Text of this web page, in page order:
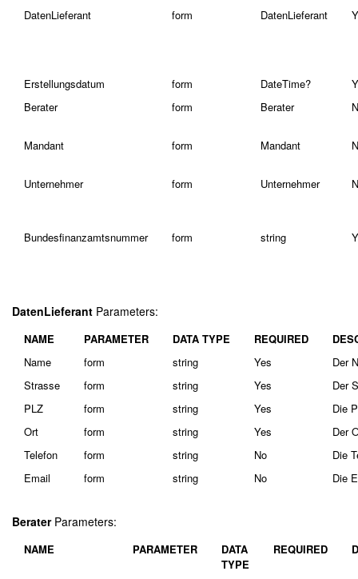
DatenLieferant
form DatenLieferant
Erstellungsdatum form DateTime?
Berater
form Berater
Mandant form Mandant
Unternehmer form Unternehmer
Bundesfinanzamtsnummer form string
DatenLieferant Parameters:
NAME PARAMETER DATA TYPE REQUIRED
Name
form string Yes
Der
Strasse
form string Yes
Der
PLZ
form string Yes
Die
Ort
form string Yes
Der
Telefon
form string No
Die
Email
form string No Die
BeraterParameters:
NAME PARAMETER
DATA
TYPE
REQUIRED